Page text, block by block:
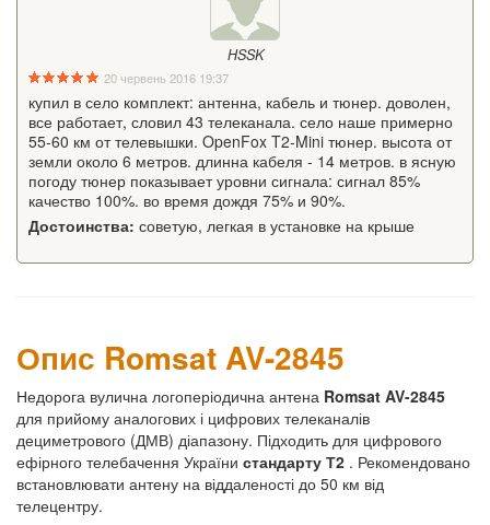
HSSK
20 червень 2016 19:37
купил в село комплект: антенна, кабель и тюнер. доволен,
все работает, словил 43 телеканала. село наше примерно
55-60 км от телевышки. OpenFox T2-Mini тюнер. высота от
земли около 6 метров. длинна кабеля - 14 метров. в ясную
погоду тюнер показывает уровни сигнала: сигнал 85%
качество 100%. во время дождя 75% и 90%.
Достоинства: советую, легкая в установке на крыше
Опис Romsat AV-2845
Недорога вулична логоперіодична антена Romsat AV-2845
для прийому аналогових і цифрових телеканалів
дециметрового (ДМВ) діапазону. Підходить для цифрового
ефірного телебачення України стандарту Т2 . Рекомендовано
встановлювати антену на віддаленості до 50 км від
телецентру.